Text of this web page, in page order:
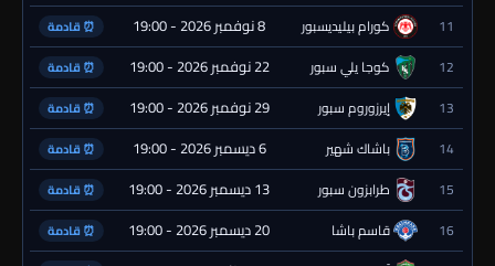
11 كورام بيليديسبور 8 نوفمبر 2026 - 19:00 ⏰ قادمة
12 كوجا يلي سبور 22 نوفمبر 2026 - 19:00 ⏰ قادمة
13 إيرزوروم سبور 29 نوفمبر 2026 - 19:00 ⏰ قادمة
14 باشاك شهير 6 ديسمبر 2026 - 19:00 ⏰ قادمة
15 طرابزون سبور 13 ديسمبر 2026 - 19:00 ⏰ قادمة
16 قاسم باشا 20 ديسمبر 2026 - 19:00 ⏰ قادمة